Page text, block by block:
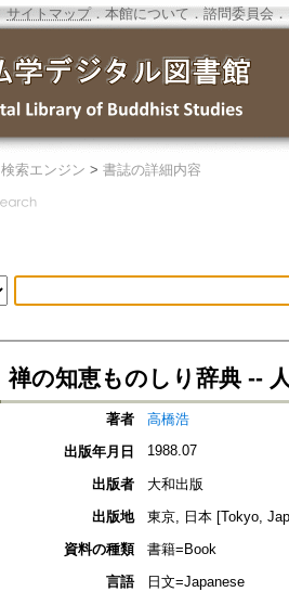
サイトマップ．本館について ． 諮問委員会 ．
検索エンジン > 書誌の詳細内容
禅の知恵ものしり辞典 --
著者
高橋浩
出版年月日
1988.07
出版者
大和出版
出版地
東京, 日本 [Tokyo,
資料の種類
書籍=Book
言語
日文=Japanese